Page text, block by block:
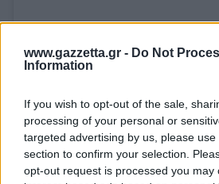
www.gazzetta.gr - Do Not
Information
If you wish to opt-out of the sale,
processing of your personal or
targeted advertising by us, please
section to confirm your selection.
opt-out request is processed you may